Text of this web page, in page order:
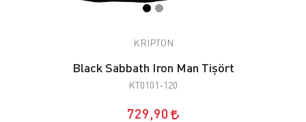
KRIPTON
Black Sabbath Iron Man Tişört
KT0101-120
729,90